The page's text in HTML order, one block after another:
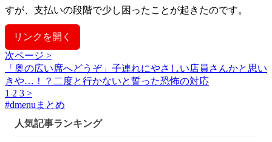
すが、支払いの段階で少し困ったことが起きたのです。
リンクを開く
次ページ >
「奥の広い席へどうぞ」子連れにやさしい店員さんかと思い
きや…！？二度と行かないと誓った恐怖の対応
1 2 3 >
#dmenuまとめ
人気記事ランキング